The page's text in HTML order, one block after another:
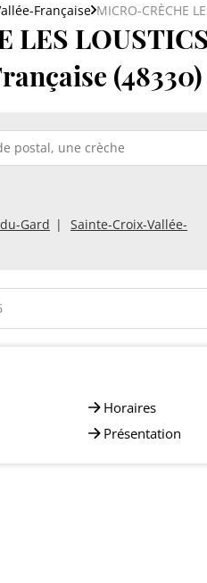
Française MICRO-CRÈCHE
LES
(48330)
Gard
Sainte-Croix-Vallée-
Horaires
Présentation